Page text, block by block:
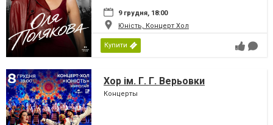
9 грудня, 18:00
Юність, Концерт Хол
Купити
Хор ім. Г. Г. Верьовки
Концерты